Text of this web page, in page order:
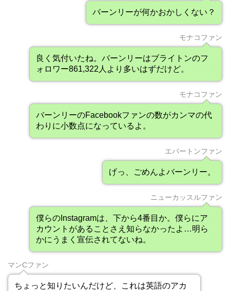
バーンリーが何かおかしくない？
モナコファン
良く気付いたね。バーンリーはブライトンのフ
ォロワー861,322人より多いはずだけど。
モナコファン
バーンリーのFacebookファンの数がカンマの代
わりに小数点になっているよ。
エバートンファン
げっ、ごめんよバーンリー。
ニューカッスルファン
僕らのInstagramは、下から4番目か。僕らにア
カウントがあることさえ知らなかったよ…明ら
かにうまく宣伝されてないね。
マンCファン
ちょっと知りたいんだけど、これは英語のアカ